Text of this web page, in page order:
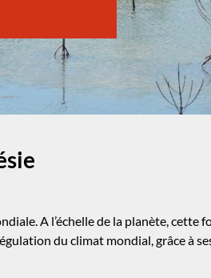
A l’échelle de la planète, cette
du climat mondial, grâce à